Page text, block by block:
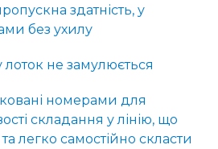
здатність, у
без ухилу
не замулюється
номерами для
складання у лінію, що
легко самостійно скласти